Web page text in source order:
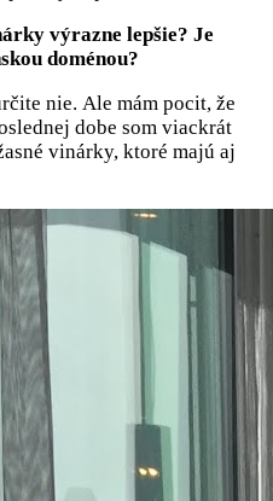
výrazne lepšie? Je
doménou?
nie. Ale mám pocit, že
dobe som viackrát
vinárky, ktoré majú aj